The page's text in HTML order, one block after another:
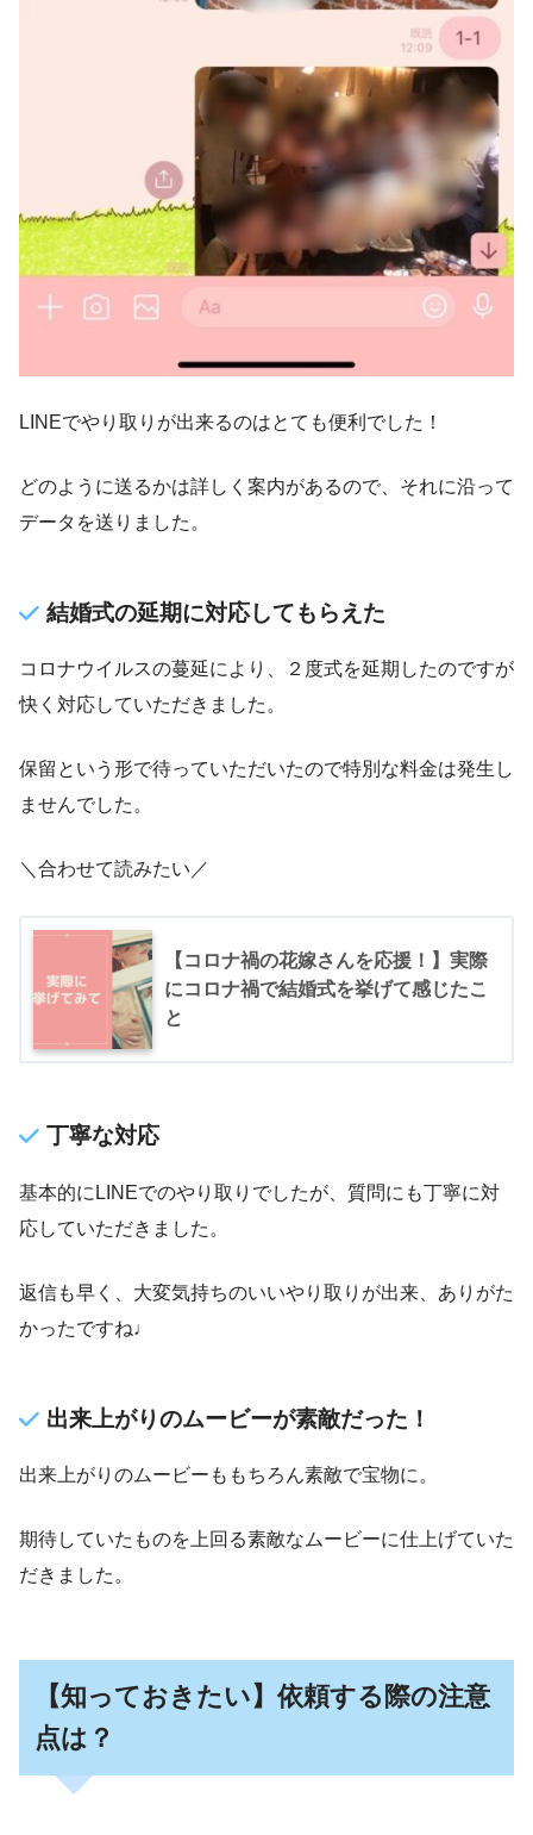
LINEでやり取りが出来るのはとても便利でした！
どのように送るかは詳しく案内があるので、それに沿って
データを送りました。
結婚式の延期に対応してもらえた
コロナウイルスの蔓延により、２度式を延期したのですが
快く対応していただきました。
保留という形で待っていただいたので特別な料金は発生し
ませんでした。
＼合わせて読みたい／
【コロナ禍の花嫁さんを応援！】実際
にコロナ禍で結婚式を挙げて感じたこ
と
丁寧な対応
基本的にLINEでのやり取りでしたが、質問にも丁寧に対
応していただきました。
返信も早く、大変気持ちのいいやり取りが出来、ありがた
かったですね♩
出来上がりのムービーが素敵だった！
出来上がりのムービーももちろん素敵で宝物に。
期待していたものを上回る素敵なムービーに仕上げていた
だきました。
【知っておきたい】依頼する際の注意
点は？